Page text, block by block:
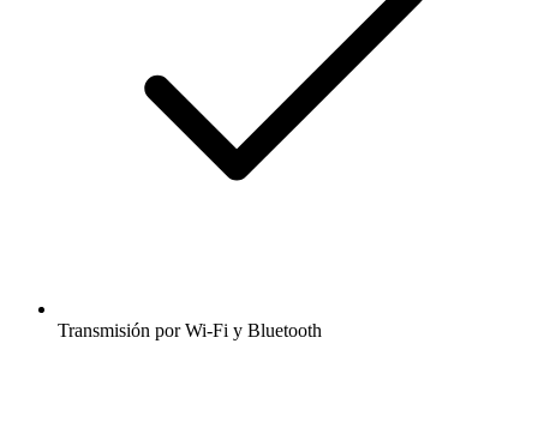
Transmisión por Wi-Fi y Bluetooth